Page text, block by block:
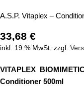
A.S.P. Vitaplex –
33,68 €
inkl. 19 % MwSt. zzgl.
VITAPLEX
Conditioner 500ml